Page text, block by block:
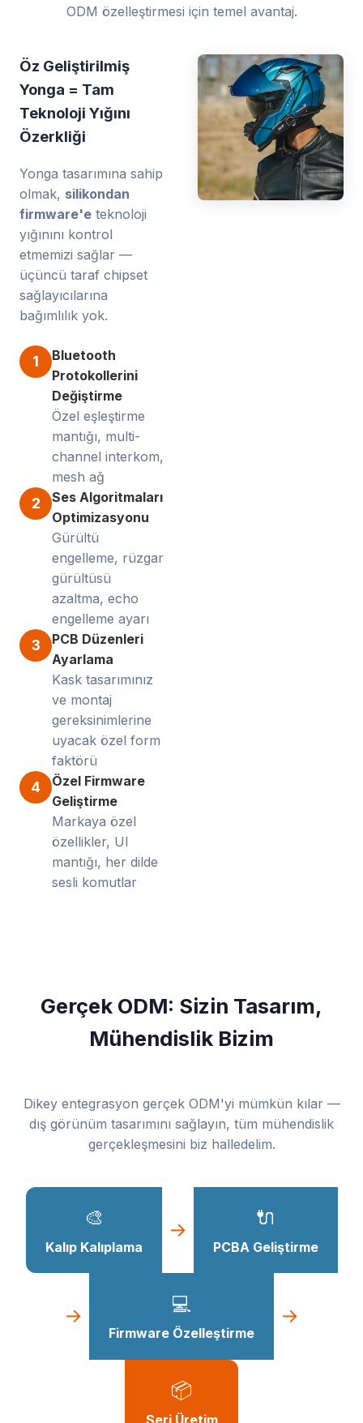
ODM özelleştirmesi için temel avantaj.
Öz Geliştirilmiş
Yonga = Tam
Teknoloji Yığını
Özerkliği
Yonga tasarımına sahip
olmak, silikondan
firmware'e teknoloji
yığınını kontrol
etmemizi sağlar —
üçüncü taraf chipset
sağlayıcılarına
bağımlılık yok.
1
Bluetooth
Protokollerini
Değiştirme
Özel eşleştirme
mantığı, multi-
channel interkom,
mesh ağ
2
Ses Algoritmaları
Optimizasyonu
Gürültü
engelleme, rüzgar
gürültüsü
azaltma, echo
engelleme ayarı
3
PCB Düzenleri
Ayarlama
Kask tasarımınız
ve montaj
gereksinimlerine
uyacak özel form
faktörü
4
Özel Firmware
Geliştirme
Markaya özel
özellikler, UI
mantığı, her dilde
sesli komutlar
Gerçek ODM: Sizin Tasarım,
Mühendislik Bizim
Dikey entegrasyon gerçek ODM'yi mümkün kılar —
dış görünüm tasarımını sağlayın, tüm mühendislik
gerçekleşmesini biz halledelim.
🎨
Kalıp Kalıplama
→
🔌
PCBA Geliştirme
→
💻
Firmware Özelleştirme
→
📦
Seri Üretim